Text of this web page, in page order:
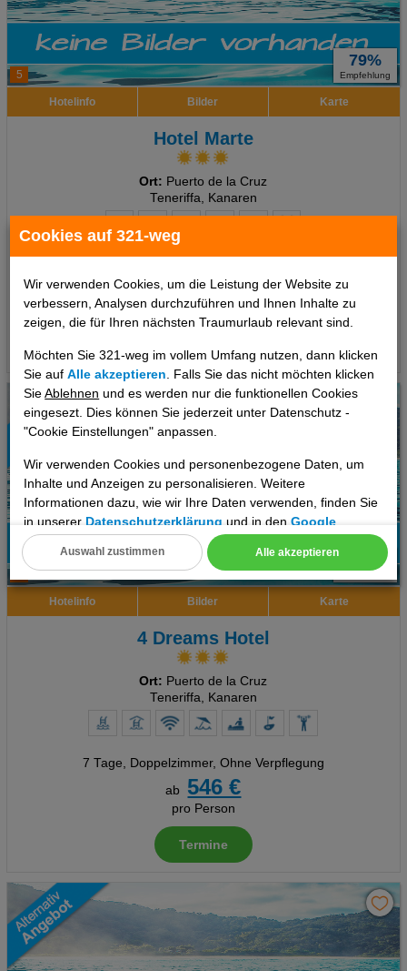
Cookies auf 321-weg
Wir verwenden Cookies, um die Leistung der Website zu
verbessern, Analysen durchzuführen und Ihnen Inhalte zu
zeigen, die für Ihren nächsten Traumurlaub relevant sind.
Möchten Sie 321-weg im vollem Umfang nutzen, dann klicken
Sie aufAlle akzeptieren . Falls Sie das nicht möchten klicken
SieAblehnen und es werden nur die funktionellen Cookies
eingesezt. Dies können Sie jederzeit unter Datenschutz -
"Cookie Einstellungen" anpassen.
Wir verwenden Cookies und personenbezogene Daten, um
Inhalte und Anzeigen zu personalisieren. Weitere
Informationen dazu, wie wir Ihre Daten verwenden, finden Sie
in unsererDatenschutzerklärung und in denGoogle
Datenschutz- und Nutzungsbedingungen
Cookie Einstellungen
Technische Cookies
Social Media Cookies
Advertising
Erweiterte Einstellungen
Alle akzeptieren
Auswahl zustimmen
5
79%
Empfehlung
Hotelinfo Bilder Karte
Hotel Marte
Ort: Puerto de la Cruz
Teneriffa, Kanaren
ab 544 €
pro Person
Hotelinfo Bilder Karte
4 Dreams Hotel
Ort: Puerto de la Cruz
Teneriffa, Kanaren
7 Tage, Doppelzimmer, Ohne Verpflegung
ab
546 €
pro Person
Termine